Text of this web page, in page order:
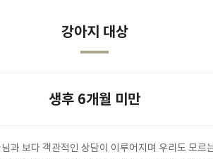
강아지 대상
생후 6개월 미만
과 보다 객관적인 상담이 이루어지며 우리도 모르